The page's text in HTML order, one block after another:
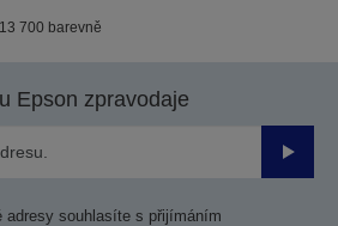
700 barevně
Epson zpravodaje
adresy souhlasíte s přijímáním